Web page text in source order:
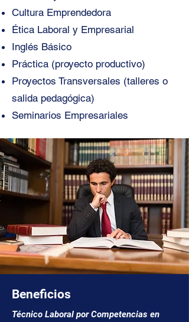
Cultura Emprendedora
Ética Laboral y Empresarial
Inglés Básico
Práctica (proyecto productivo)
Proyectos Transversales (talleres o
salida pedagógica)
Seminarios Empresariales
Beneficios
Técnico Laboral por Competencias en